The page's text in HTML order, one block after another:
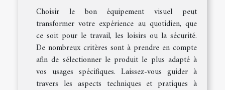
Choisir le bon équipement visuel peut
transformer votre expérience au quotidien, que
ce soit pour le travail, les loisirs ou la sécurité.
De nombreux critères sont à prendre en compte
afin de sélectionner le produit le plus adapté à
vos usages spécifiques. Laissez-vous guider à
travers les aspects techniques et pratiques à